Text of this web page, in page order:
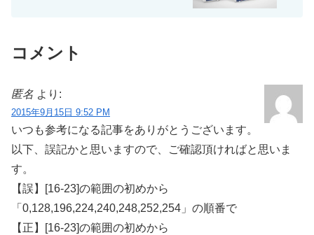
コメント
匿名 より:
2015年9月15日 9:52 PM
いつも参考になる記事をありがとうございます。
以下、誤記かと思いますので、ご確認頂ければと思いま
す。
【誤】[16-23]の範囲の初めから
「0,128,196,224,240,248,252,254」の順番で
【正】[16-23]の範囲の初めから